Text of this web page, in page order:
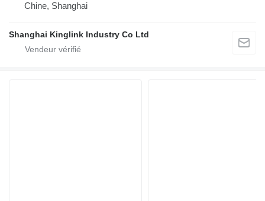
Chine, Shanghai
Shanghai Kinglink Industry Co Ltd